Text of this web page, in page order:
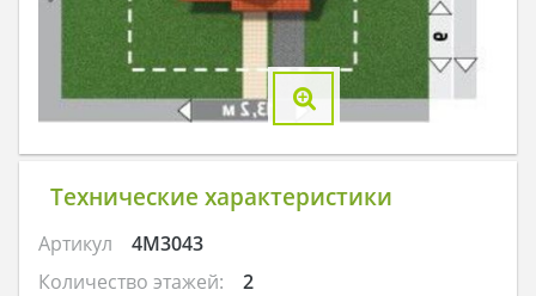
Технические характеристики
Артикул
4M3043
Количество этажей:
2